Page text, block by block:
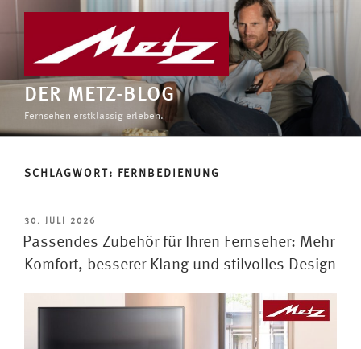
DER METZ-BLOG
Fernsehen erstklassig erleben.
SCHLAGWORT: FERNBEDIENUNG
VERÖFFENTLICHT
AM
30. JULI 2026
Passendes Zubehör für Ihren Fernseher: Mehr
Komfort, besserer Klang und stilvolles Design